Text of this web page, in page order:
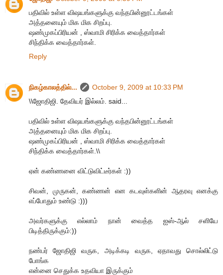
பதிவில் உள்ள விஷயங்களுக்கு வந்தபின்னூட்டங்கள்
அத்தனையும் மிக மிக சிறப்பு.
ஷண்முகப்பிரியன் , ஸ்வாமி சிரிக்க வைத்தார்கள்
சிந்திக்க வைத்தார்கள்.
Reply
நிகழ்காலத்தில்...
October 9, 2009 at 10:33 PM
\\ஜோதிஜி. தேவியர் இல்லம். said...
பதிவில் உள்ள விஷயங்களுக்கு வந்தபின்னூட்டங்கள்
அத்தனையும் மிக மிக சிறப்பு.
ஷண்முகப்பிரியன் , ஸ்வாமி சிரிக்க வைத்தார்கள்
சிந்திக்க வைத்தார்கள்.\\
ஏன் கண்ணனை விட்டுவிட்டீர்கள் :))
சிவன், முருகன், கண்ணன் என கடவுள்களின் ஆதரவு எனக்கு
எப்போதும் உண்டு :)))
அவர்களுக்கு எல்லாம் நான் வைத்த ஐஸ்-ஆல் சளியே
பிடித்திருக்கும்:))
நண்பர் ஜோதிஜி வருக, அடிக்கடி வருக, ஏதாவது சொல்லிட்டு
போங்க
என்னை செதுக்க உதவியா இருக்கும்